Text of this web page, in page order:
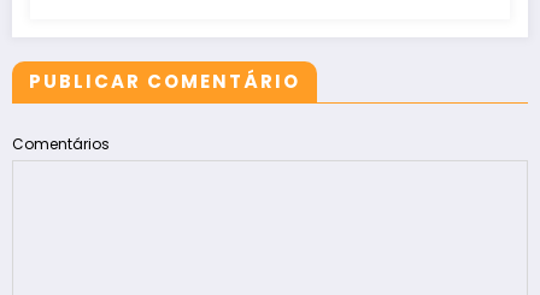
PUBLICAR COMENTÁRIO
Comentários